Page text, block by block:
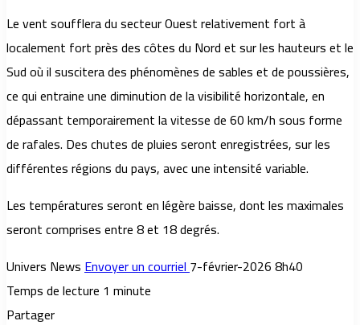
Le vent soufflera du secteur Ouest relativement fort à
localement fort près des côtes du Nord et sur les hauteurs et le
Sud où il suscitera des phénomènes de sables et de poussières,
ce qui entraine une diminution de la visibilité horizontale, en
dépassant temporairement la vitesse de 60 km/h sous forme
de rafales. Des chutes de pluies seront enregistrées, sur les
différentes régions du pays, avec une intensité variable.
Les températures seront en légère baisse, dont les maximales
seront comprises entre 8 et 18 degrés.
Univers NewsEnvoyer un courriel7-février-2026 8h40
Temps de lecture 1 minute
Partager